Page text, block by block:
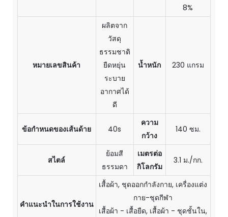
8%
หมายเลขสินค้า
ผลิตจาก
วัสดุ
ธรรมชาติ
ยืดหยุ่น
ระบาย
อากาศได้
ดี
น้ำหนัก 230 แกรม
ข้อกำหนดของเส้นด้าย 40s
ความ
กว้าง
140 ซม.
สไตล์
ย้อมสี
ธรรมดา
เมตรต่อ
กิโลกรัม
3.1 ม./กก.
คำแนะนำในการใช้งาน
เสื้อผ้า, ชุดออกกำลังกาย, เครื่องแต่ง
กาย-ชุดกีฬา
เสื้อผ้า - เสื้อยืด, เสื้อผ้า - ชุดชั้นใน,